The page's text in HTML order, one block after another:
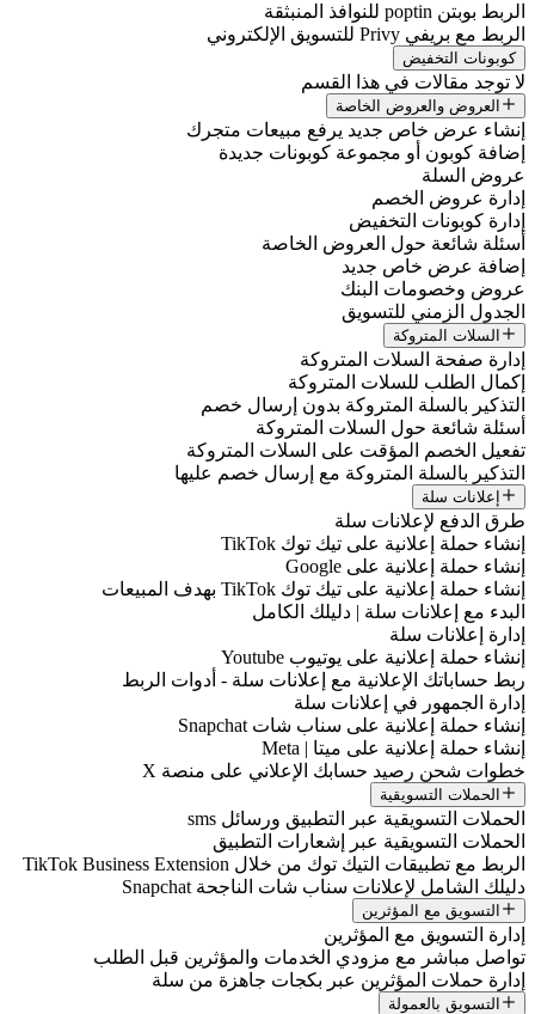
الربط بوبتن poptin للنوافذ المنبثقة
الربط مع بريفي Privy للتسويق الإلكتروني
كوبونات التخفيض
لا توجد مقالات في هذا القسم
العروض والعروض الخاصة
إنشاء عرض خاص جديد يرفع مبيعات متجرك
إضافة كوبون أو مجموعة كوبونات جديدة
عروض السلة
إدارة عروض الخصم
إدارة كوبونات التخفيض
أسئلة شائعة حول العروض الخاصة
إضافة عرض خاص جديد
عروض وخصومات البنك
الجدول الزمني للتسويق
السلات المتروكة
إدارة صفحة السلات المتروكة
إكمال الطلب للسلات المتروكة
التذكير بالسلة المتروكة بدون إرسال خصم
أسئلة شائعة حول السلات المتروكة
تفعيل الخصم المؤقت على السلات المتروكة
التذكير بالسلة المتروكة مع إرسال خصم عليها
إعلانات سلة
طرق الدفع لإعلانات سلة
إنشاء حملة إعلانية على تيك توك TikTok
إنشاء حملة إعلانية على Google
إنشاء حملة إعلانية على تيك توك TikTok بهدف المبيعات
البدء مع إعلانات سلة | دليلك الكامل
إدارة إعلانات سلة
إنشاء حملة إعلانية على يوتيوب Youtube
ربط حساباتك الإعلانية مع إعلانات سلة - أدوات الربط
إدارة الجمهور في إعلانات سلة
إنشاء حملة إعلانية على سناب شات Snapchat
إنشاء حملة إعلانية على ميتا | Meta
خطوات شحن رصيد حسابك الإعلاني على منصة X
الحملات التسويقية
الحملات التسويقية عبر التطبيق ورسائل sms
الحملات التسويقية عبر إشعارات التطبيق
الربط مع تطبيقات التيك توك من خلال TikTok Business Extension
دليلك الشامل لإعلانات سناب شات الناجحة Snapchat
التسويق مع المؤثرين
إدارة التسويق مع المؤثرين
تواصل مباشر مع مزودي الخدمات والمؤثرين قبل الطلب
إدارة حملات المؤثرين عبر بكجات جاهزة من سلة
التسويق بالعمولة